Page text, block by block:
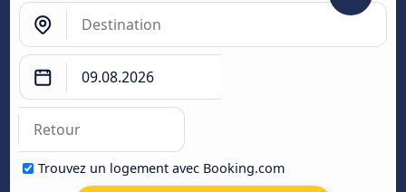
Trouvez un logement avec Booking.com